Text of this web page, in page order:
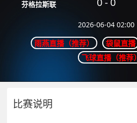
芬格拉斯联
2026-06-04 02:00
雨燕直播（推荐） 袋鼠直播
飞球直播（推荐）
比赛说明